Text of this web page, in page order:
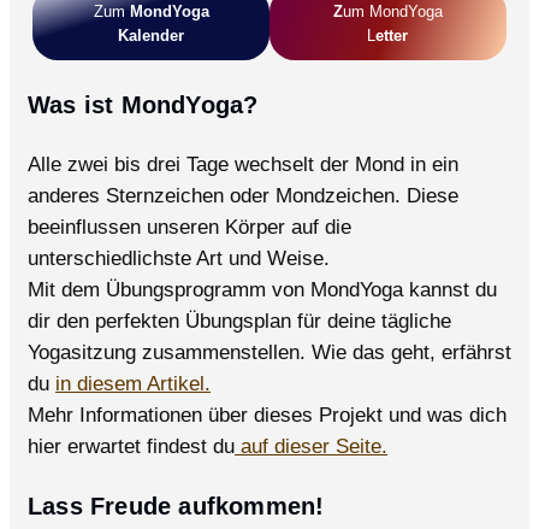
ZumMondYoga
Kalender
ZUm MondYoga
LEtter
Was ist MondYoga?
Alle zwei bis drei Tage wechselt der Mond in ein
anderes Sternzeichen oder Mondzeichen. Diese
beeinflussen unseren Körper auf die
unterschiedlichste Art und Weise.
Mit dem Übungsprogramm von MondYoga kannst du
dir den perfekten Übungsplan für deine tägliche
Yogasitzung zusammenstellen. Wie das geht, erfährst
du in diesem Artikel.
Mehr Informationen über dieses Projekt und was dich
hier erwartet findest du auf dieser Seite.
Lass Freude aufkommen!